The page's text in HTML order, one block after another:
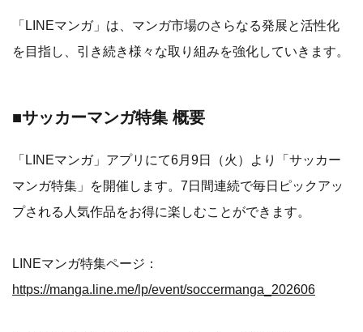
「LINEマンガ」は、マンガ市場のさらなる発展と活性化
を目指し、引き続き様々な取り組みを強化していきます。
■サッカーマンガ特集 概要
「LINEマンガ」アプリにて6月9日（火）より「サッカー
マンガ特集」を開催します。7日間連続で毎日ピックアッ
プされる人気作品をお得に楽しむことができます。
LINEマンガ特集ページ：
https://manga.line.me/lp/event/soccermanga_202606